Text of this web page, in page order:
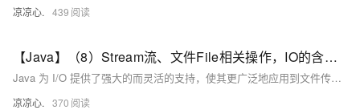
凉凉心. 439
【Java】（8）Stream流、文件File相关操作，IO的含义与运用
Java 为 I/O 提供了强大的而灵活的支持，使其更广泛地应用到文件传输和网络编程中。！但本节讲述最基本的和流与 I/O 相关的功能。我们将通过一个个例子来学习这些功能。
凉凉心. 370